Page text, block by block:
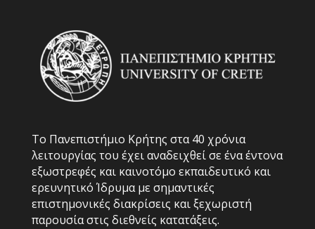
Το Πανεπιστήμιο Κρήτης στα 40 χρόνια
λειτουργίας του έχει αναδειχθεί σε ένα έντονα
εξωστρεφές και καινοτόμο εκπαιδευτικό και
ερευνητικό Ίδρυμα με σημαντικές
επιστημονικές διακρίσεις και ξεχωριστή
παρουσία στις διεθνείς κατατάξεις.